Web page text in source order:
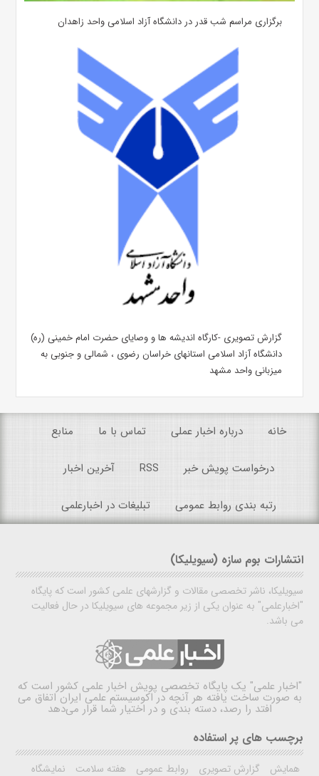
برگزاری مراسم شب قدر در دانشگاه آزاد اسلامی واحد زاهدان
گزارش تصویری -کارگاه اندیشه ها و وصایای حضرت امام خمینی (ره)
دانشگاه آزاد اسلامی استانهای خراسان رضوی ، شمالی و جنوبی به
میزبانی واحد مشهد
خانه درباره اخبار عملی تماس با ما منابع
درخواست پویش خبر RSS آخرین اخبار
رتبه بندی روابط عمومی تبلیغات در اخبارعلمی
انتشارات بوم سازه (سیویلیکا)
سیویلیکا، ناشر تخصصی مقالات و گزارشهای علمی کشور است که پایگاه
"اخبارعلمی" به عنوان یکی از زیر مجموعه های سیویلیکا در حال فعالیت
می باشد.
"اخبار علمی" یک پایگاه تخصصی پویش اخبار علمی کشور است که
به صورت ساخت یافته هر آنچه در اکوسیستم علمی ایران اتفاق می
افتد را رصد، دسته بندی و در اختیار شما قرار می‌دهد
برچسب های پر استفاده
همایش گزارش تصویری روابط عمومی هفته سلامت نمایشگاه